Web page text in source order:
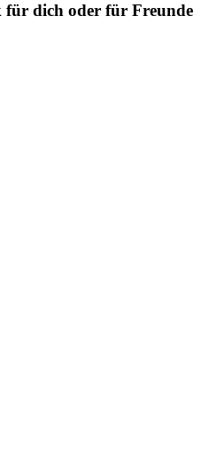
für dich oder für Freunde